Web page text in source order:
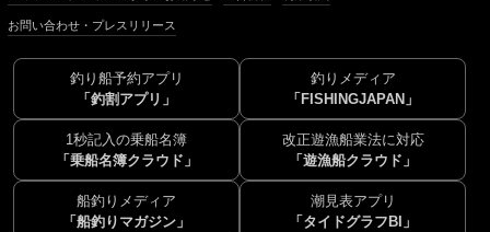
お問い合わせ・プレスリリース
釣り船予約アプリ
「釣割アプリ」
釣りメディア
「FISHINGJAPAN」
1秒記入の乗船名簿
「乗船名簿クラウド」
改正遊漁船業法に対応
「遊漁船クラウド」
船釣りメディア
「船釣りマガジン」
潮見表アプリ
「タイドグラフBI」